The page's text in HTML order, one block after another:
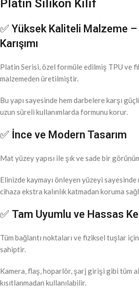
Platin Silikon Kılıf
✅ Yüksek Kaliteli Malzeme –
Karışımı
Platin Serisi, özel formüle edilmiş TPU ve
malzemeden üretilmiştir.
Bu yapı sayesinde hem darbelere karşı
uzun süreli kullanımlarda formunu korur.
✅ İnce ve Modern Tasarım
Mat yüzey yapısı ile şık ve sade bir
Elinizde kaymayı önleyen yüzeyi
cihaza ekstra kalınlık katmadan koruma
✅ Tam Uyumlu ve Hassas
Tüm bağlantı noktaları ve fiziksel tuşlar
sahiptir.
Kamera, flaş, hoparlör, şarj girişi gibi tüm
kısıtlanmadan kullanılabilir.